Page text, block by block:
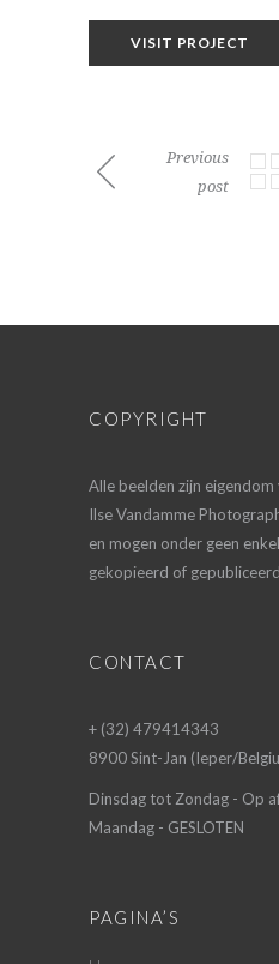
VISIT PROJECT
Previous
post
COPYRIGHT
Alle beelden zijn eigendom
Ilse Vandamme
en mogen onder geen
gekopieerd of
CONTACT
+ (32) 479414343
8900 Sint-Jan (Ieper/
Dinsdag tot Zondag - Op
Maandag - GESLOTEN
PAGINA’S